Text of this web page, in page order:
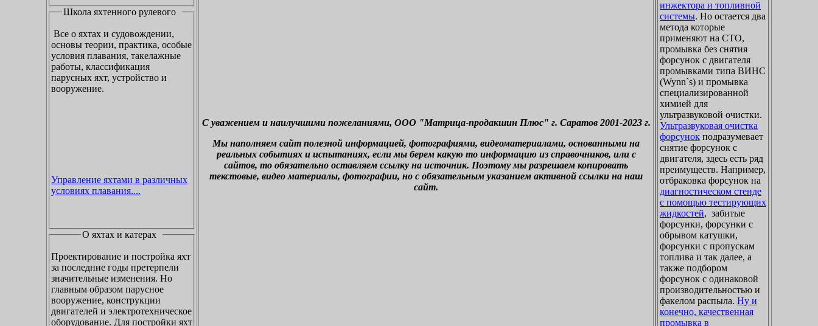
Школа яхтенного рулевого
Все о яхтах и судовождении,
основы теории, практика, особые
условия плавания, такелажные
работы, классификация
парусных яхт, устройство и
вооружение.
Управление яхтами в различных
условиях плавания....
О яхтах и катерах
Проектирование и постройка яхт
за последние годы претерпели
значительные изменения. Но
главным образом парусное
вооружение, конструкции
двигателей и электротехническое
оборудование. Для постройки яхт
С уважением и наилучшими пожеланиями, ООО "Матрица-продакшин Плюс" г. Саратов 2001-2023 г.
Мы наполняем сайт полезной информацией, фотографиями, видеоматериалами, основанными на
реальных событиях и испытаниях, если мы берем какую то информацию из справочников, или с
сайтов, то обязательно оставляем ссылку на источник. Поэтому мы разрешаем копировать
текстовые, видео материалы, фотографии, но с обязательным указанием активной ссылки на наш
сайт.
инжектора и топливной
системы. Но остается два
метода которые
применяют на СТО,
промывка без снятия
форсунок с двигателя
промывками типа ВИНС
(Wynn`s) и промывка
специализированной
химией для
ультразвуковой очистки.
Ультразвуковая очистка
форсунок
снятие форсунок с
двигателя, здесь есть ряд
преимуществ. Например,
отбраковка форсунок на
диагностическом стенде
с помощью тестирующих
жидкостей, забитые
форсунки, форсунки с
обрывом катушки,
форсунки с пропускам
топлива и так далее, а
также подбором
форсунок с одинаковой
производительностью и
факелом распыла. Ну и
конечно, качественная
промывка в